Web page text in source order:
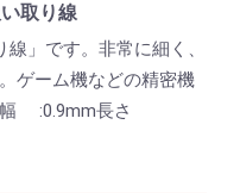
取り線
線」です。非常に細く、
ゲーム機などの精密機
幅 :0.9mm長さ